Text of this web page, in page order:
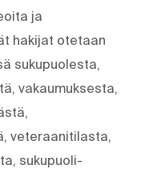
ja
hakijat otetaan
sukupuolesta,
vakaumuksesta,
veteraanitilasta,
sukupuoli-